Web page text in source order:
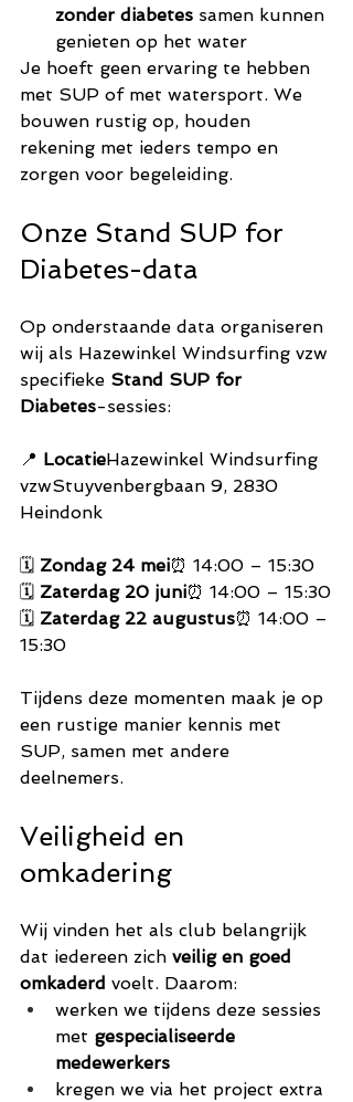
zonder diabetes samen kunnen
genieten op het water
Je hoeft geen ervaring te hebben
met SUP of met watersport. We
bouwen rustig op, houden
rekening met ieders tempo en
zorgen voor begeleiding.
Onze Stand SUP for
Diabetes-data
Op onderstaande data organiseren
wij als Hazewinkel Windsurfing vzw
specifieke Stand SUP for
Diabetes-sessies:
📍 LocatieHazewinkel Windsurfing
vzwStuyvenbergbaan 9, 2830
Heindonk
🗓 Zondag 24 mei⏰ 14:00 – 15:30
🗓 Zaterdag 20 juni⏰ 14:00 – 15:30
🗓 Zaterdag 22 augustus⏰ 14:00 –
15:30
Tijdens deze momenten maak je op
een rustige manier kennis met
SUP, samen met andere
deelnemers.
Veiligheid en
omkadering
Wij vinden het als club belangrijk
dat iedereen zich veilig en goed
omkaderd voelt. Daarom:
werken we tijdens deze sessies
met gespecialiseerde
medewerkers
kregen we via het project extra